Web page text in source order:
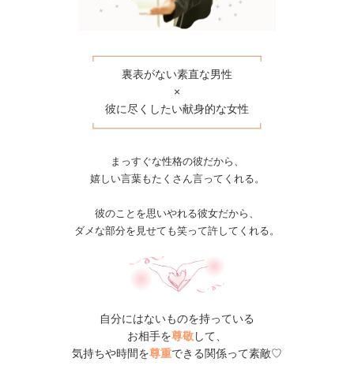
裏表がない素直な男性
×
彼に尽くしたい献身的な女性
まっすぐな性格の彼だから、
嬉しい言葉もたくさん言ってくれる。
彼のことを思いやれる彼女だから、
ダメな部分を見せても笑って許してくれる。
自分にはないものを持っている
お相手を尊敬して、
気持ちや時間を尊重できる関係って素敵♡